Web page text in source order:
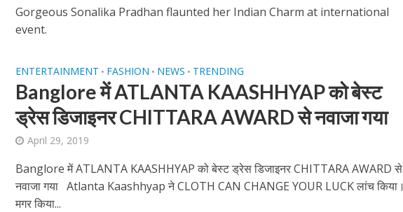
वर्ल्डवाइड रिकॉर्ड्स भोजपुरी का नया धमाकेदार गाना जल्द, दुबई की खूबसूरत लोकेशन्स पर हो रही है शूटिंग
पवन सिंह का बॉलीवुड में महाधमाका, ‘सिर्फ आपके’ की शूटिंग लखनऊ और भोपाल में हुई पूरी”
Gorgeous Sonalika Pradhan flaunted her Indian Charm at international
event.
ENTERTAINMENT • FASHION • NEWS • TRENDING
Banglore में ATLANTA KAASHHYAP को बेस्‍ट
ड्रेस डिजाइनर CHITTARA AWARD से नवाजा गया
April 29, 2019
Banglore में ATLANTA KAASHHYAP को बेस्‍ट ड्रेस डिजाइनर CHITTARA AWARD से
नवाजा गया Atlanta Kaashhyap ने CLOTH CAN CHANGE YOUR LUCK लांच किया।
मगर किया...